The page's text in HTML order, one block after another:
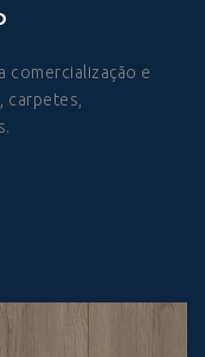
comercialização e
carpetes,